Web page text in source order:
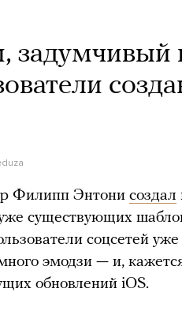
задумчивый
Филипп Энтони создал
существующих
соцсетей уже
эмодзи — и,
обновлений iOS.